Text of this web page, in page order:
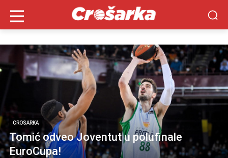
CROSARKA
Tomić odveo Joventut u polufinale
EuroCupa!